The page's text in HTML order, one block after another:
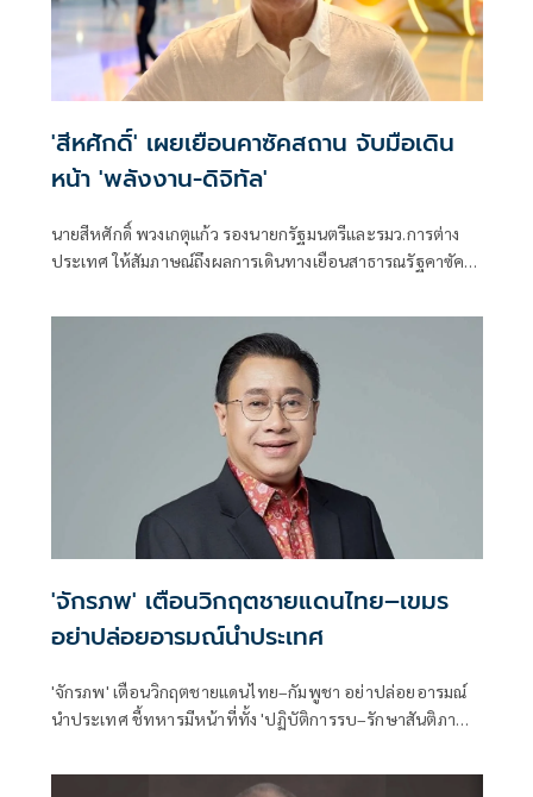
'สีหศักดิ์' เผยเยือนคาซัคสถาน จับมือเดิน
หน้า 'พลังงาน-ดิจิทัล'
นายสีหศักดิ์ พวงเกตุแก้ว รองนายกรัฐมนตรีและรมว.การต่าง
ประเทศ ให้สัมภาษณ์ถึงผลการเดินทางเยือนสาธารณรัฐคาซัค
ระดับความสัมพันธ์ระหว่างไทยกับคาซัคสถาน ด้านการเมือง
'จักรภพ' เตือนวิกฤตชายแดนไทย–เขมร
อย่าปล่อยอารมณ์นำประเทศ
'จักรภพ' เตือนวิกฤตชายแดนไทย–กัมพูชา อย่าปล่อยอารมณ์
นำประเทศ ชี้ทหารมีหน้าที่ทั้ง 'ปฏิบัติการรบ–รักษาสันติภาพ'
เพื่ออะไรแน่